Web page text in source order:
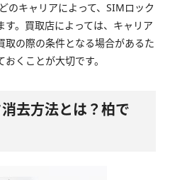
のキャリアによって、SIMロック
。買取店によっては、キャリア
取の際の条件となる場合があるた
くことが大切です。
去方法とは？柏で